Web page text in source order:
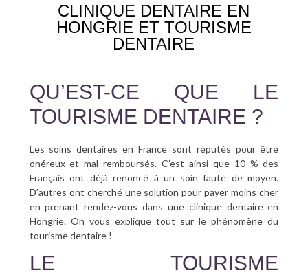
CONTACTCLINIQUE DENTAIRE EN
HONGRIE ET TOURISME
DENTAIRE
QU’EST-CE QUE LE
TOURISME DENTAIRE ?
Les soins dentaires en France sont réputés pour être
onéreux et mal remboursés. C’est ainsi que 10 % des
Français ont déjà renoncé à un soin faute de moyen.
D’autres ont cherché une solution pour payer moins cher
en prenant rendez-vous dans une clinique dentaire en
Hongrie. On vous explique tout sur le phénomène du
tourisme dentaire !
LE TOURISME